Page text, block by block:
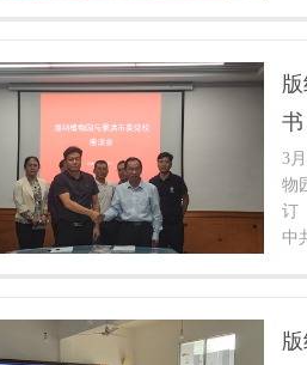
书
3
物
订
中